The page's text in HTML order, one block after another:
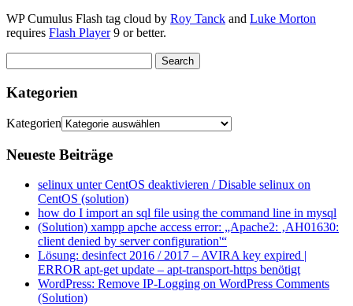
WP Cumulus Flash tag cloud by Roy Tanck and Luke Morton
requires Flash Player9 or better.
Kategorien
Kategorien
Neueste Beiträge
selinux unter CentOS deaktivieren / Disable selinux on
CentOS (solution)
how do I import an sql file using the command line in mysql
(Solution) xampp apche access error: „Apache2: ‚AH01630:
client denied by server configuration'“
Lösung: desinfect 2016 / 2017 – AVIRA key expired |
ERROR apt-get update – apt-transport-https benötigt
WordPress: Remove IP-Logging on WordPress Comments
(Solution)